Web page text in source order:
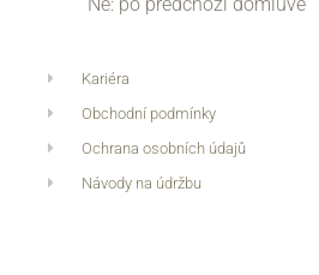
Kariéra
Obchodní podmínky
Ochrana osobních údajů
Návody na údržbu